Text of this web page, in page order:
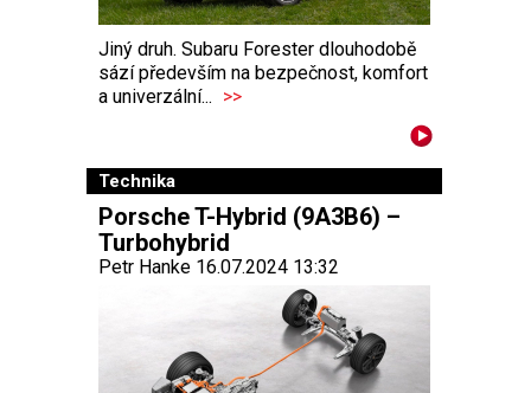
Jiný druh. Subaru Forester dlouhodobě
sází především na bezpečnost, komfort
a univerzální... >>
Technika
Porsche T-Hybrid (9A3B6) –
Turbohybrid
Petr Hanke 16.07.2024 13:32